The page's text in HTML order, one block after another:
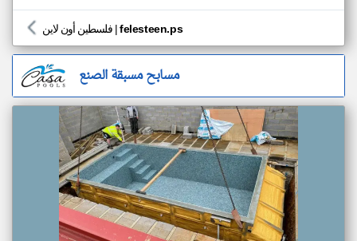
فلسطين أون لاين |felesteen.ps
مسابح مسبقة الصنع